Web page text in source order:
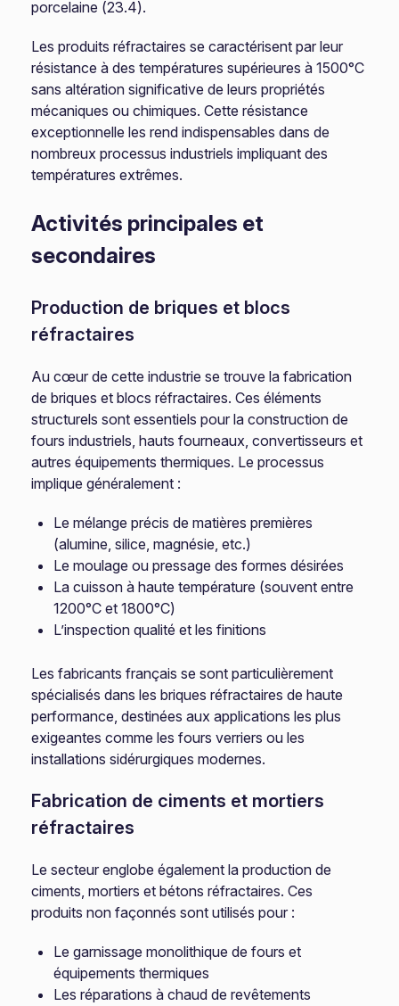
porcelaine (23.4).
Les produits réfractaires se caractérisent par leur
résistance à des températures supérieures à 1500°C
sans altération significative de leurs propriétés
mécaniques ou chimiques. Cette résistance
exceptionnelle les rend indispensables dans de
nombreux processus industriels impliquant des
températures extrêmes.
Activités principales et
secondaires
Production de briques et blocs
réfractaires
Au cœur de cette industrie se trouve la fabrication
de briques et blocs réfractaires. Ces éléments
structurels sont essentiels pour la construction de
fours industriels, hauts fourneaux, convertisseurs et
autres équipements thermiques. Le processus
implique généralement :
Le mélange précis de matières premières
(alumine, silice, magnésie, etc.)
Le moulage ou pressage des formes désirées
La cuisson à haute température (souvent entre
1200°C et 1800°C)
L’inspection qualité et les finitions
Les fabricants français se sont particulièrement
spécialisés dans les briques réfractaires de haute
performance, destinées aux applications les plus
exigeantes comme les fours verriers ou les
installations sidérurgiques modernes.
Fabrication de ciments et mortiers
réfractaires
Le secteur englobe également la production de
ciments, mortiers et bétons réfractaires. Ces
produits non façonnés sont utilisés pour :
Le garnissage monolithique de fours et
équipements thermiques
Les réparations à chaud de revêtements